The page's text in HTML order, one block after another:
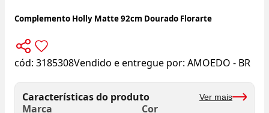
Complemento Holly Matte 92cm Dourado Florarte
cód: 3185308Vendido e entregue por: AMOEDO - BR
Características do produto Ver mais
Marca Cor